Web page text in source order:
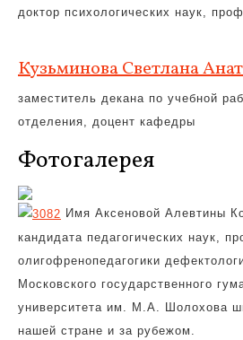
доктор психологических наук,
Кузьминова Светлана
заместитель декана по учебной
отделения, доцент кафедры
Фотогалерея
Имя Аксеновой Алевтины
кандидата педагогических наук,
олигофренопедагогики
Московского государственного
университета им. М.А. Шолохова
нашей стране и за рубежом.